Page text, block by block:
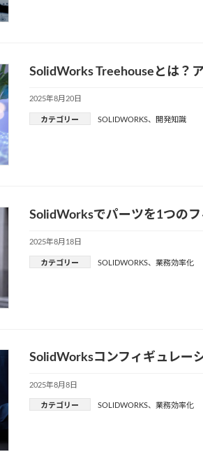
SolidWorks Treehouseとは？
2025年8月20日
カテゴリー SOLIDWORKS、 開発知識
SolidWorksでパーツを1つの
2025年8月18日
カテゴリー SOLIDWORKS、 業務効率化
SolidWorksコンフィギュレー
2025年8月8日
カテゴリー SOLIDWORKS、 業務効率化